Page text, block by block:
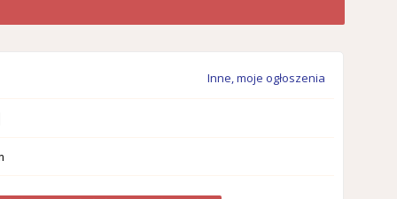
Inne, moje ogłoszenia